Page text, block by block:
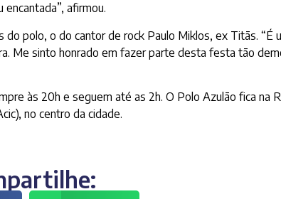
afirmou.
polo, o do cantor de rock Paulo Miklos, ex Titãs. “É
Me sinto honrado em fazer parte desta festa tão
às 20h e seguem até as 2h. O Polo Azulão fica na
no centro da cidade.